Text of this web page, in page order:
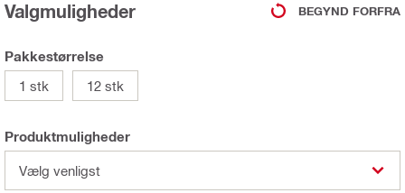
Valgmuligheder BEGYND FORFRA
Pakkestørrelse
1 stk
12 stk
Produktmuligheder
Vælg venligst